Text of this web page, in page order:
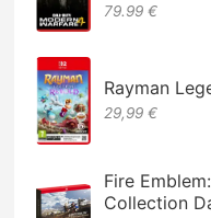
79.99 €
Rayman
29,99 €
Fire
Collection